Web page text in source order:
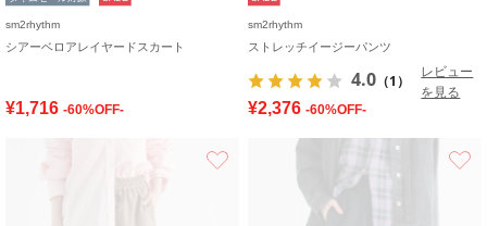
sm2rhythm
シアーベロアレイヤードスカート
¥1,716 -60%OFF-
sm2rhythm
ストレッチイージーパンツ
4.0 （1）
レビュー
を見る
¥2,376 -60%OFF-
お気に入り